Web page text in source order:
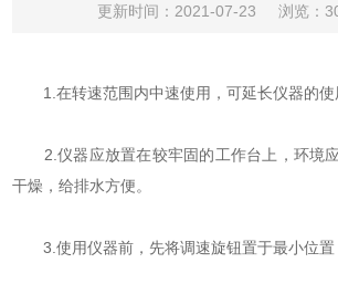
更新时间：2021-07-23 浏览：
1.在转速范围内中速使用，可延长仪器的使
2.仪器应放置在较牢固的工作台上，环境
干燥，给排水方便。
3.使用仪器前，先将调速旋钮置于最小位置